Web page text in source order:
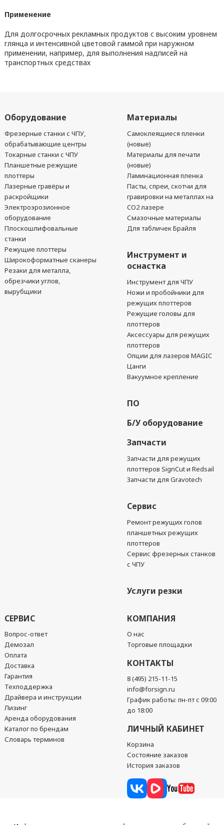
Применение
Для долгосрочных рекламных продуктов с высоким уровнем
глянца и интенсивной цветовой гаммой при наружном
применении, например, для выполнения надписей на
транспортных средствах
Оборудование
Фрезерные станки с ЧПУ,
обрабатывающие центры
Токарные станки с ЧПУ
Планшетные режущие
плоттеры
Лазерные гравёры и
раскройщики
Электроэрозионное
оборудование
Плоскошлифовальные
станки
Режущие плоттеры
Широкоформатные сканеры
Резаки для металла,
обрезчики углов,
вырубщики
Материалы
Самоклеящиеся пленки
(новые)
Материалы для печати
(новые)
Ламинационная пленка
Пасты, спреи, скотчи для
гравировки на металлах на
CO2 лазере
Смазочные материалы
Для табличек Брайля
Инструмент и
оснастка
Инструмент для ЧПУ
Ножи и пробойники для
режущих плоттеров
Режущие головы для
плоттеров
Аксессуары для режущих
плоттеров
Опции для лазеров MAGIC
Цанги
Вакуумное крепление
ПО
Б/У оборудование
Запчасти
Запчасти для режущих
плоттеров SignCut и Redsail
Запчасти для Gravotech
Сервис
Ремонт режущих голов
планшетных режущих
плоттеров
Сервис фрезерных станков
с ЧПУ
Услуги резки
СЕРВИС
Вопрос-ответ
Демозал
Оплата
Доставка
Гарантия
Техподдержка
Драйвера и инструкции
Лизинг
Аренда оборудования
Каталог по брендам
Словарь терминов
КОМПАНИЯ
О нас
Торговые площадки
КОНТАКТЫ
8 (495) 215-11-15
info@forsign.ru
График работы: пн-пт с 09:00
до 18:00
ЛИЧНЫЙ КАБИНЕТ
Корзина
Состояние заказов
История заказов